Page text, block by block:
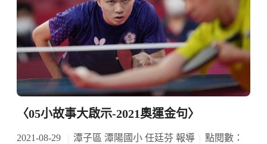
〈05小故事大啟示-2021奧運金句〉
2021-08-29 潭子區 潭陽國小 任廷芬 報導
點閱數：